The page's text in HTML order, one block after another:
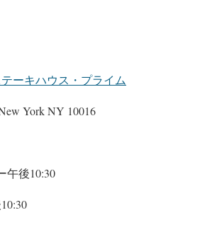
ーキハウス・プライム
York NY 10016
午後10:30